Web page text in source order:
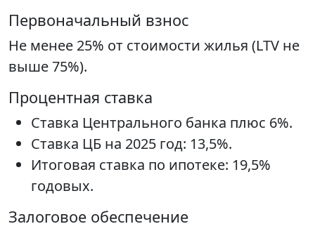
Первоначальный взнос
Не менее 25% от стоимости жилья (LTV не
выше 75%).
Процентная ставка
Ставка Центрального банка плюс 6%.
Ставка ЦБ на 2025 год: 13,5%.
Итоговая ставка по ипотеке: 19,5%
годовых.
Залоговое обеспечение